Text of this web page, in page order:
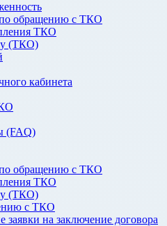
обращению с ТКО
ТКО
(ТКО)
кабинета
(FAQ)
обращению с ТКО
ТКО
(ТКО)
с ТКО
заявки на заключение договора